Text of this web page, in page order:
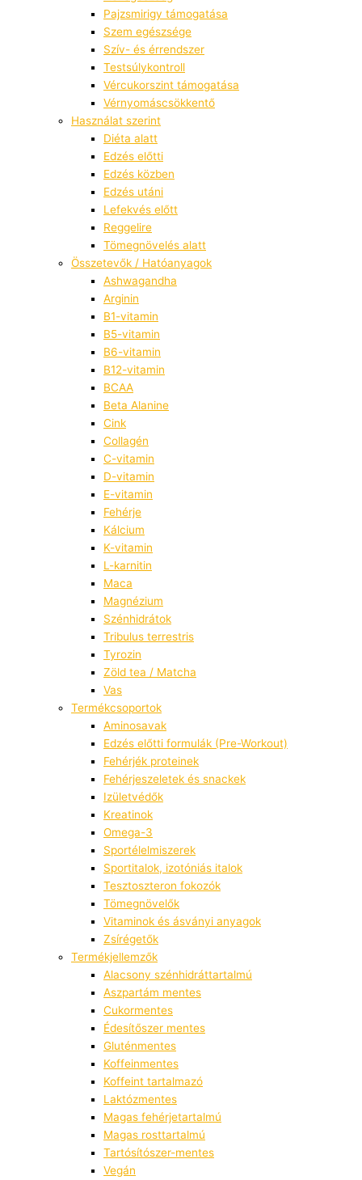
Pajzsmirigy támogatása
Szem egészsége
Szív- és érrendszer
Testsúlykontroll
Vércukorszint támogatása
Vérnyomáscsökkentő
Használat szerint
Diéta alatt
Edzés előtti
Edzés közben
Edzés utáni
Lefekvés előtt
Reggelire
Tömegnövelés alatt
Összetevők / Hatóanyagok
Ashwagandha
Arginin
B1-vitamin
B5-vitamin
B6-vitamin
B12-vitamin
BCAA
Beta Alanine
Cink
Collagén
C-vitamin
D-vitamin
E-vitamin
Fehérje
Kálcium
K-vitamin
L-karnitin
Maca
Magnézium
Szénhidrátok
Tribulus terrestris
Tyrozin
Zöld tea / Matcha
Vas
Termékcsoportok
Aminosavak
Edzés előtti formulák (Pre-Workout)
Fehérjék proteinek
Fehérjeszeletek és snackek
Izületvédők
Kreatinok
Omega-3
Sportélelmiszerek
Sportitalok, izotóniás italok
Tesztoszteron fokozók
Tömegnövelők
Vitaminok és ásványi anyagok
Zsírégetők
Termékjellemzők
Alacsony szénhidráttartalmú
Aszpartám mentes
Cukormentes
Édesítőszer mentes
Gluténmentes
Koffeinmentes
Koffeint tartalmazó
Laktózmentes
Magas fehérjetartalmú
Magas rosttartalmú
Tartósítószer-mentes
Vegán